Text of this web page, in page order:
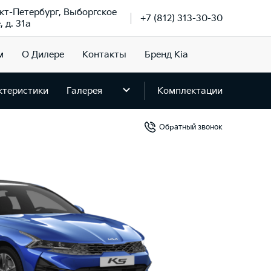
Петербург, Выборгское
д. 31а
+7 (812) 313-30-30
О Дилере Контакты Бренд Kia
Галерея Комплектации
Обратный звонок